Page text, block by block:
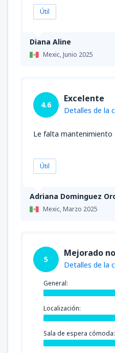
Diana Aline
Mexic,Junio 2025
Útil
Adriana Dominguez
Mexic,Marzo 2025
4.6
Excelente
Detalles de la
Le falta mantenimiento
Útil
5
Mejorado
Detalles de la
General:
Localización:
Sala de espera cómoda: